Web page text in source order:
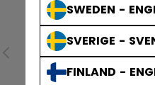
SWEDEN -
SVERIGE -
FINLAND -